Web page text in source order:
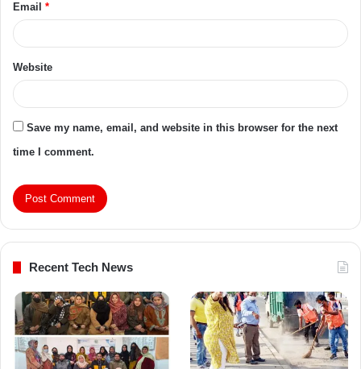
Email *
Website
Save my name, email, and website in this browser for the next
time I comment.
Recent Tech News